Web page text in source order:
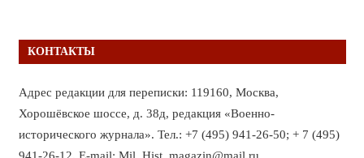
КОНТАКТЫ
Адрес редакции для переписки: 119160, Москва,
Хорошёвское шоссе, д. 38д, редакция «Военно-
исторического журнала». Тел.: +7 (495) 941-26-50; + 7 (495)